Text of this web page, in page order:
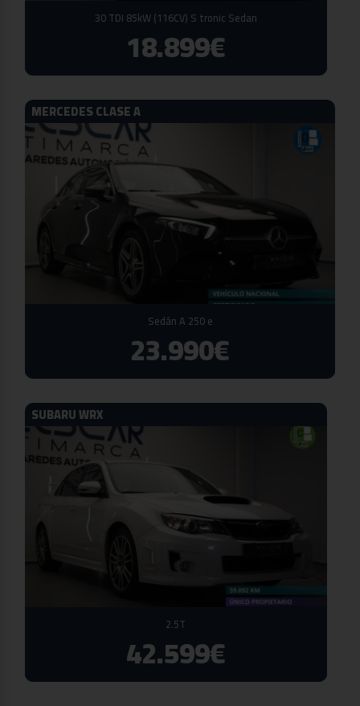
30 TDI 85kW (116CV) S tronic Sedan
18.899€
MERCEDES CLASE A
Sedán A 250 e
23.990€
SUBARU WRX
2.5T
42.599€